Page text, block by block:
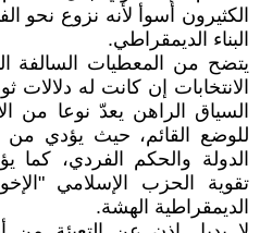
الكثيرون أسوأ لأنه نزوع نحو
البناء الديمقراطي.
يتضح من المعطيات السالفة
الانتخابات إن كانت له
السياق الراهن يعدّ نوعا من
للوضع القائم، حيث يؤدي
الدولة والحكم الفردي،
تقوية الحزب الإسلامي
الديمقراطية الهشة.